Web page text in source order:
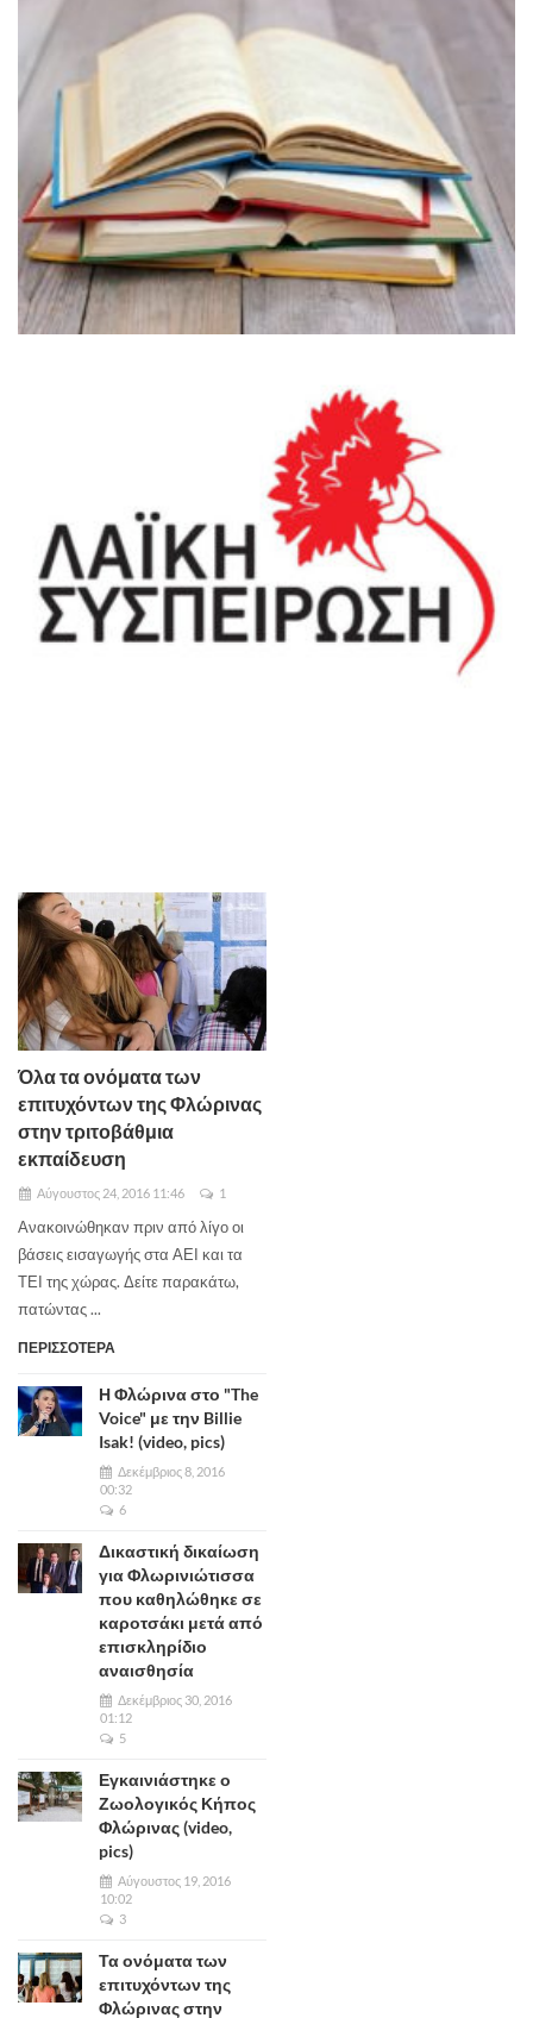
Όλα τα ονόματα των
επιτυχόντων της Φλώρινας
στην τριτοβάθμια
εκπαίδευση
Αύγουστος 24, 2016 11:46 1
Ανακοινώθηκαν πριν από λίγο οι
βάσεις εισαγωγής στα ΑΕΙ και τα
ΤΕΙ της χώρας. Δείτε παρακάτω,
πατώντας ...
ΠΕΡΙΣΣΟΤΕΡΑ
Η Φλώρινα στο "The
Voice" με την Billie
Isak! (video, pics)
Δεκέμβριος 8, 2016
00:32
6
Δικαστική δικαίωση
για Φλωρινιώτισσα
που καθηλώθηκε σε
καροτσάκι μετά από
επισκληρίδιο
αναισθησία
Δεκέμβριος 30, 2016
01:12
5
Εγκαινιάστηκε ο
Ζωολογικός Κήπος
Φλώρινας (video,
pics)
Αύγουστος 19, 2016
10:02
3
Τα ονόματα των
επιτυχόντων της
Φλώρινας στην